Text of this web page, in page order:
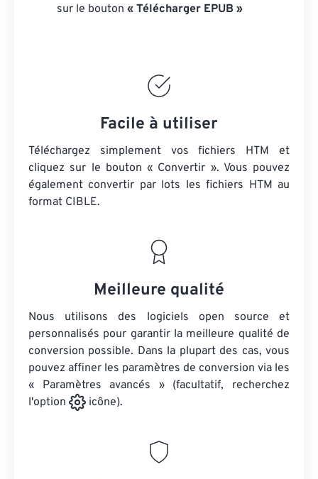
sur le bouton « Télécharger EPUB »
Facile à utiliser
Téléchargez simplement vos fichiers HTM et
cliquez sur le bouton « Convertir ». Vous pouvez
également convertir par lots les fichiers HTM au
format CIBLE.
Meilleure qualité
Nous utilisons des logiciels open source et
personnalisés pour garantir la meilleure qualité de
conversion possible. Dans la plupart des cas, vous
pouvez affiner les paramètres de conversion via les
« Paramètres avancés » (facultatif, recherchez
l'option
icône).